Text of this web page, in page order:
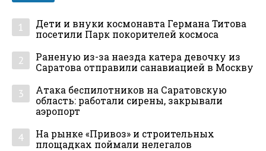
1
Дети и внуки космонавта Германа Титова
посетили Парк покорителей космоса
2
Раненую из-за наезда катера девочку из
Саратова отправили санавиацией в Москву
3
Атака беспилотников на Саратовскую
область: работали сирены, закрывали
аэропорт
4
На рынке «Привоз» и строительных
площадках поймали нелегалов